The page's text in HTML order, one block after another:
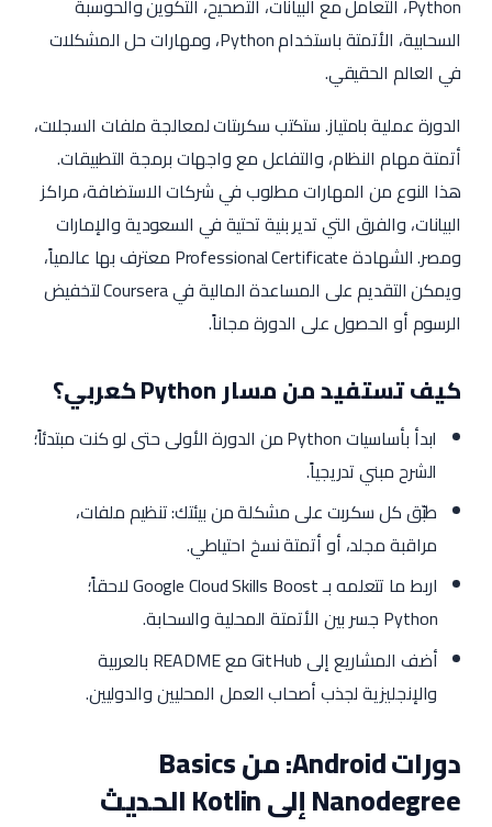
Python، التعامل مع البيانات، التصحيح، التكوين والحوسبة
السحابية، الأتمتة باستخدام Python، ومهارات حل المشكلات
في العالم الحقيقي.
الدورة عملية بامتياز. ستكتب سكربتات لمعالجة ملفات السجلات،
أتمتة مهام النظام، والتفاعل مع واجهات برمجة التطبيقات.
هذا النوع من المهارات مطلوب في شركات الاستضافة، مراكز
البيانات، والفرق التي تدير بنية تحتية في السعودية والإمارات
ومصر. الشهادة Professional Certificate معترف بها عالمياً،
ويمكن التقديم على المساعدة المالية في Coursera لتخفيض
الرسوم أو الحصول على الدورة مجاناً.
كيف تستفيد من مسار Python كعربي؟
ابدأ بأساسيات Python من الدورة الأولى حتى لو كنت مبتدئاً؛
الشرح مبني تدريجياً.
طبّق كل سكربت على مشكلة من بيئتك: تنظيم ملفات،
مراقبة مجلد، أو أتمتة نسخ احتياطي.
اربط ما تتعلمه بـ Google Cloud Skills Boost لاحقاً؛
Python جسر بين الأتمتة المحلية والسحابة.
أضف المشاريع إلى GitHub مع README بالعربية
والإنجليزية لجذب أصحاب العمل المحليين والدوليين.
دورات Android: من Basics
Nanodegree إلى Kotlin الحديث